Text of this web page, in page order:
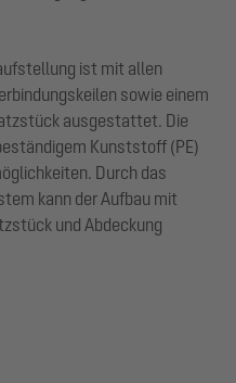
ist mit allen
sowie einem
ausgestattet. Die
Kunststoff (PE)
Durch das
kann der Aufbau mit
und Abdeckung